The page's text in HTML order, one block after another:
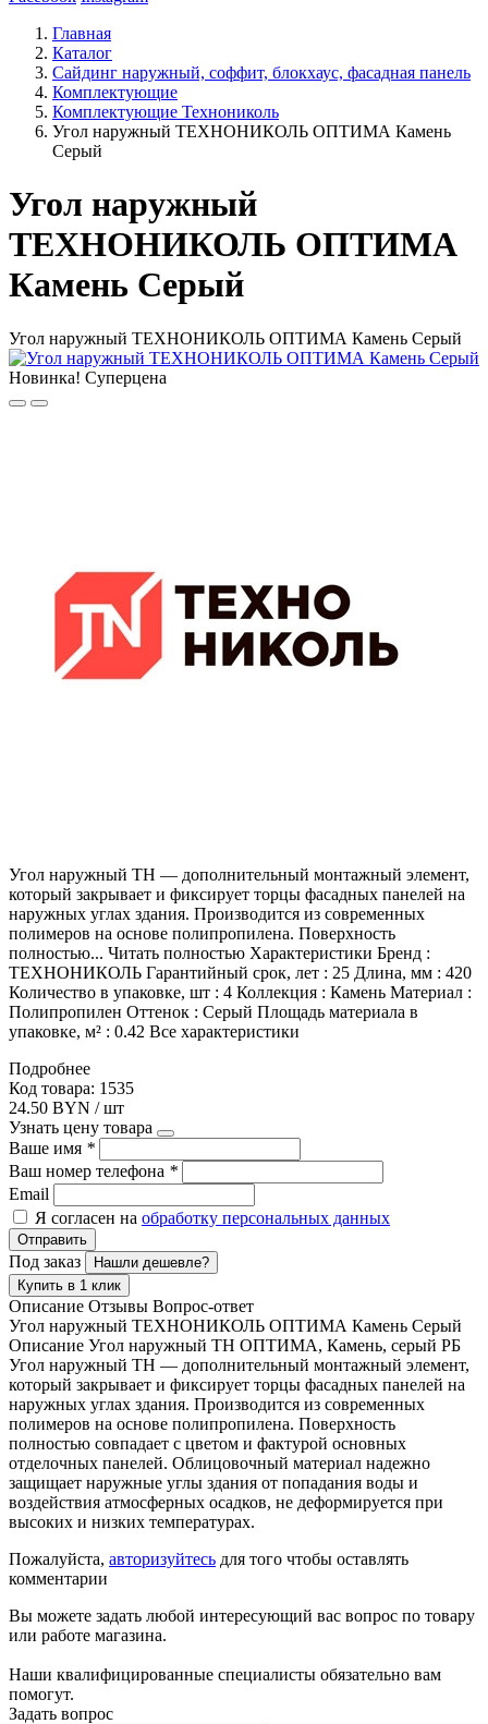
Главная
Каталог
Сайдинг наружный, соффит, блокхаус, фасадная панель
Комплектующие
Комплектующие Технониколь
Угол наружный ТЕХНОНИКОЛЬ ОПТИМА Камень
Серый
Угол наружный
ТЕХНОНИКОЛЬ ОПТИМА
Камень Серый
Угол наружный ТЕХНОНИКОЛЬ ОПТИМА Камень Серый
Новинка! Суперцена
Угол наружный ТН — дополнительный монтажный элемент,
который закрывает и фиксирует торцы фасадных панелей на
наружных углах здания. Производится из современных
полимеров на основе полипропилена. Поверхность
полностью... Читать полностью Характеристики Бренд :
ТЕХНОНИКОЛЬ Гарантийный срок, лет : 25 Длина, мм : 420
Количество в упаковке, шт : 4 Коллекция : Камень Материал :
Полипропилен Оттенок : Серый Площадь материала в
упаковке, м² : 0.42 Все характеристики
Подробнее
Код товара: 1535
24.50 BYN / шт
Узнать цену товара
Ваше имя *
Ваш номер телефона *
Email
Я согласен на обработку персональных данных
Отправить
Под заказ
Нашли дешевле?
Купить в 1 клик
Описание Отзывы Вопрос-ответ
Угол наружный ТЕХНОНИКОЛЬ ОПТИМА Камень Серый
Описание Угол наружный ТН ОПТИМА, Камень, серый РБ
Угол наружный ТН — дополнительный монтажный элемент,
который закрывает и фиксирует торцы фасадных панелей на
наружных углах здания. Производится из современных
полимеров на основе полипропилена. Поверхность
полностью совпадает с цветом и фактурой основных
отделочных панелей. Облицовочный материал надежно
защищает наружные углы здания от попадания воды и
воздействия атмосферных осадков, не деформируется при
высоких и низких температурах.
Пожалуйста, авторизуйтесь для того чтобы оставлять
комментарии
Вы можете задать любой интересующий вас вопрос по товару
или работе магазина.
Наши квалифицированные специалисты обязательно вам
помогут.
Задать вопрос